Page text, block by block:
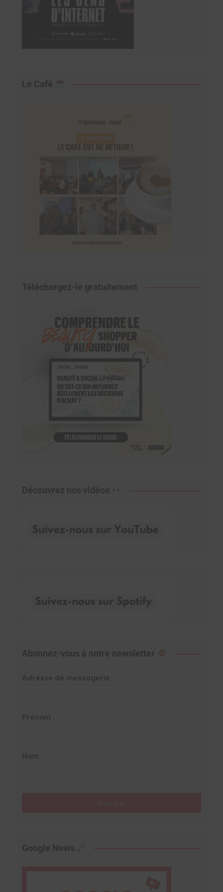
Le Café
Téléchargez-le gratuitement
Découvrez nos vidéos
Abonnez-vous à notre newsletter
Adresse de messagerie
Prénom
Nom
Google News